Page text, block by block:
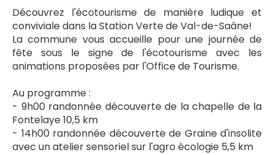
Découvrez l'écotourisme de manière ludique et
conviviale dans la Station Verte de Val-de-Saâne!
La commune vous accueille pour une journée de
fête sous le signe de l'écotourisme avec les
animations proposées par l'Office de Tourisme.
Au programme :
- 9h00 randonnée découverte de la chapelle de la
Fontelaye 10,5 km
- 14h00 randonnée découverte de Graine d'insolite
avec un atelier sensoriel sur l'agro écologie 5,5 km